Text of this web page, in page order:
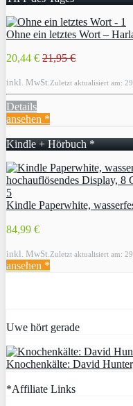
Ohne ein letztes Wort –
20,44 € 21,95 €
inkl. MwSt. Zuletzt aktualisiert am:
Details
ansehen *
Kindle + Hörbuch *
Kindle Paperwhite,
84,99 €
inkl. MwSt. Zuletzt aktualisiert am:
ansehen *
Uwe hört gerade
Knochenkälte: David
*Affiliate Links